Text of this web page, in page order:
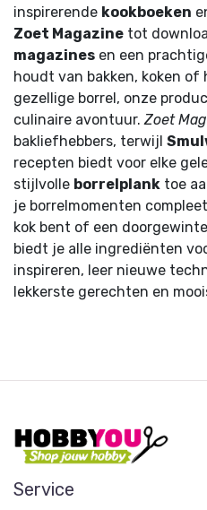
inspirerende kookboeken
Zoet Magazine tot
magazines en een
houdt van bakken, koken of
gezellige borrel, onze
culinaire avontuur.Zoet
bakliefhebbers, terwijl
recepten biedt voor elke
stijlvolle borrelplank toe
je borrelmomenten
kok bent of een
biedt je alle ingrediënten
inspireren, leer nieuwe
lekkerste gerechten en
Service